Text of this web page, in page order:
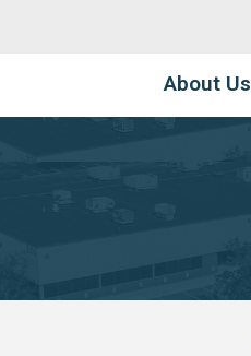
About Us